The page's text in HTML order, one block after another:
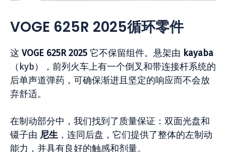
VOGE 625R 2025循环零件
这 VOGE 625R 2025 它不保留组件。悬架由 kayaba
（kyb），前列火车上有一个倒叉和带连接杆系统的
后单声道弹药，可确保渐进且坚定的响应而不会放
弃舒适。
在制动部分中，我们找到了质量保证：双面光盘和
镊子由 尼生 ，连同后盘，它们提供了整体的左制动
能力，并具有良好的触感和剂量。